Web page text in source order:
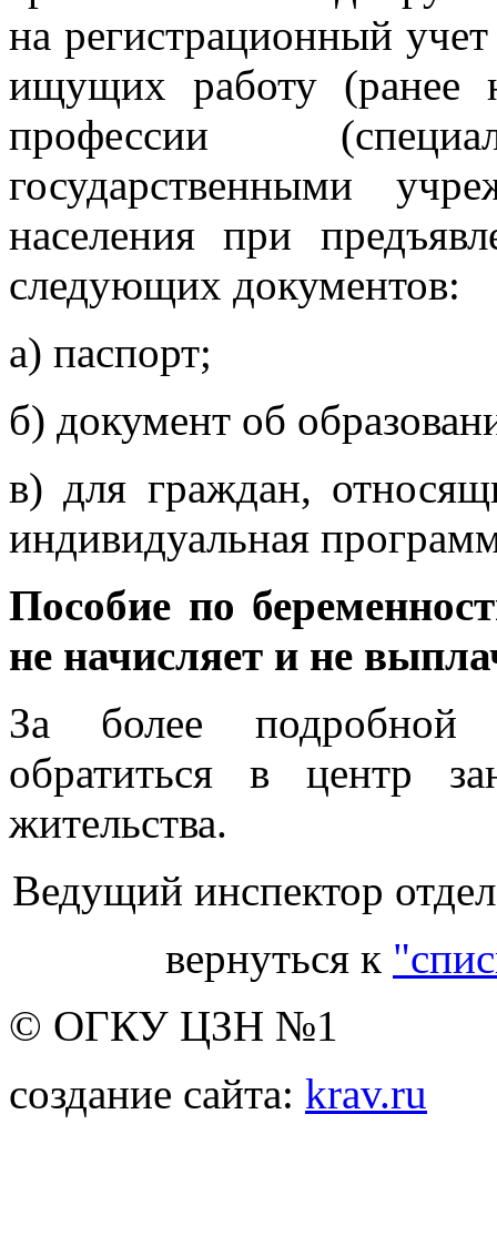
на регистрационный
ищущих работу (ранее
профессии
государственными
населения при
следующих документов:
а) паспорт;
б) документ об
в) для граждан,
индивидуальная
Пособие по
не начисляет и не
За более подробной
обратиться в центр
жительства.
Ведущий инспектор
вернуться к
© ОГКУ ЦЗН №1
создание сайта: krav.ru